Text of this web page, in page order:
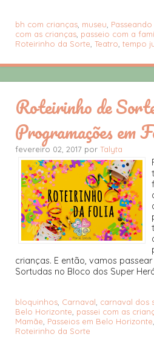
bh com crianças museu
com as crianças passeio com a
Roteirinho da Sorte Teatro tempo
Roteirinho de
Programações em
fevereiro 02, 2017 por Talyta
crianças. E então, vamos
Sortudas no Bloco dos Super
bloquinhos Carnaval carnaval dos
Belo Horizonte passei com as
Mamãe Passeios em Belo Horizonte
Roteirinho da Sorte